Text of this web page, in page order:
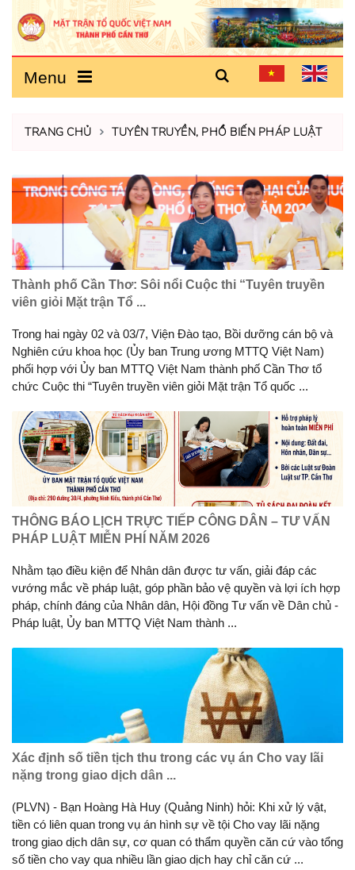
Menu
TRANG CHỦ TUYÊN TRUYỀN, PHỔ BIẾN PHÁP LUẬT
Thành phố Cần Thơ: Sôi nổi Cuộc thi “Tuyên truyền
viên giỏi Mặt trận Tổ ...
Trong hai ngày 02 và 03/7, Viện Đào tạo, Bồi dưỡng cán bộ và
Nghiên cứu khoa học (Ủy ban Trung ương MTTQ Việt Nam)
phối hợp với Ủy ban MTTQ Việt Nam thành phố Cần Thơ tổ
chức Cuộc thi “Tuyên truyền viên giỏi Mặt trận Tổ quốc ...
THÔNG BÁO LỊCH TRỰC TIẾP CÔNG DÂN – TƯ VẤN
PHÁP LUẬT MIỄN PHÍ NĂM 2026
Nhằm tạo điều kiện để Nhân dân được tư vấn, giải đáp các
vướng mắc về pháp luật, góp phần bảo vệ quyền và lợi ích hợp
pháp, chính đáng của Nhân dân, Hội đồng Tư vấn về Dân chủ -
Pháp luật, Ủy ban MTTQ Việt Nam thành ...
Xác định số tiền tịch thu trong các vụ án Cho vay lãi
nặng trong giao dịch dân ...
(PLVN) - Bạn Hoàng Hà Huy (Quảng Ninh) hỏi: Khi xử lý vật,
tiền có liên quan trong vụ án hình sự về tội Cho vay lãi nặng
trong giao dịch dân sự, cơ quan có thẩm quyền căn cứ vào tổng
số tiền cho vay qua nhiều lần giao dịch hay chỉ căn cứ ...